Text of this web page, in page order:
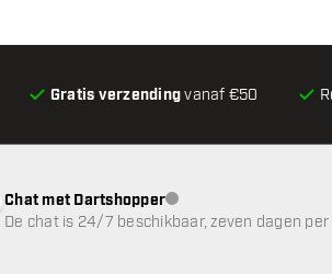
Gratis verzendingvanaf €50
Chat met Dartshopperklantenservice niet
De chat is 24/7 beschikbaar, zeven dagen per